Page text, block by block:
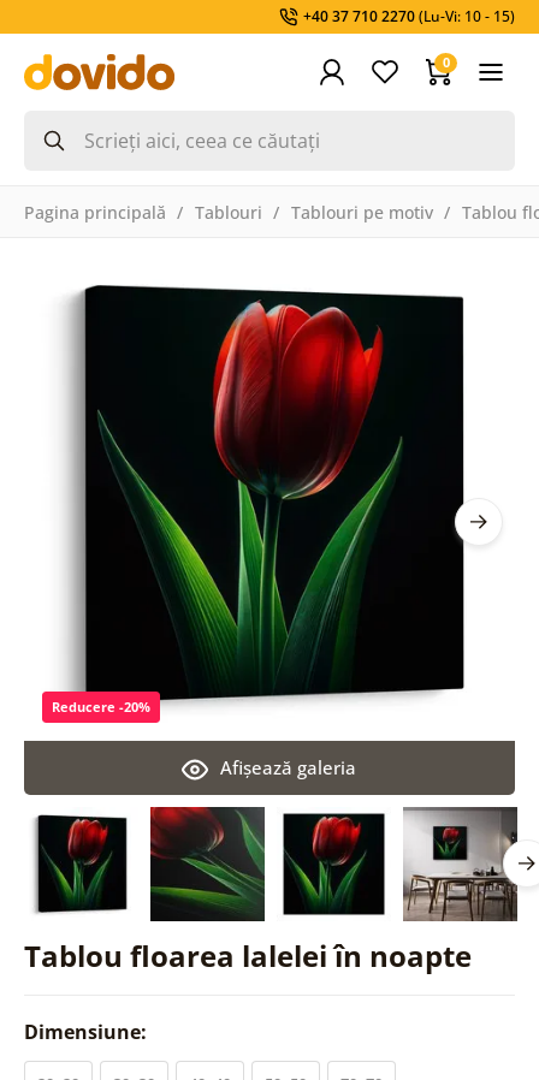
+40 37 710 2270(Lu-Vi: 10 - 15)
0
Pagina principală Tablouri Tablouri pe motiv Tablou
Tablou floarea lalelei în noapte
Afişează galeria
Reducere -20%
Dimensiune: